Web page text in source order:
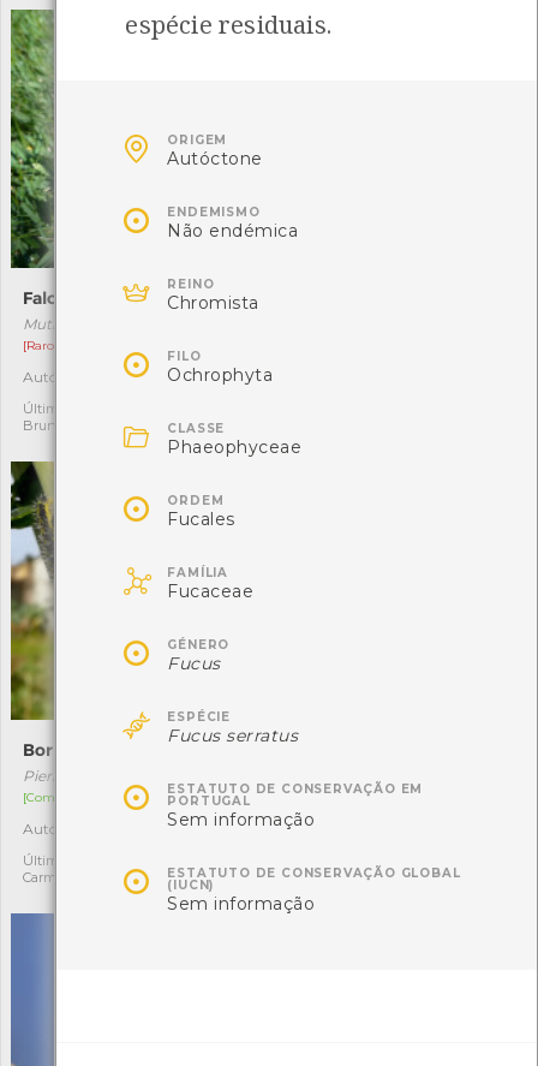
Falo-do-diabo
Mutinus elegans
[Raro]
Autóctone
Última observação por:
Bruna Ruschel Pires
1
Borboleta-das-couves
Pieris brassicae
[Comum]
Autóctone
Última observação por:
Carmen Pereira
5
[Distribuição residual]
Autóctone
Marina Dolbeth
espécie residuais.
 ORIGEM
Autóctone
 ENDEMISMO
Não endémica
 REINO
Chromista
 FILO
Ochrophyta
 CLASSE
Phaeophyceae
 ORDEM
Fucales
 FAMÍLIA
Fucaceae
 GÉNERO
Fucus
 ESPÉCIE
Fucus serratus
 ESTATUTO DE CONSERVAÇÃO EM
PORTUGAL
Sem informação
 ESTATUTO DE CONSERVAÇÃO GLOBAL
(IUCN)
Sem informação